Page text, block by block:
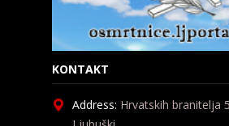
KONTAKT
Address: Hrvatskih branitelja